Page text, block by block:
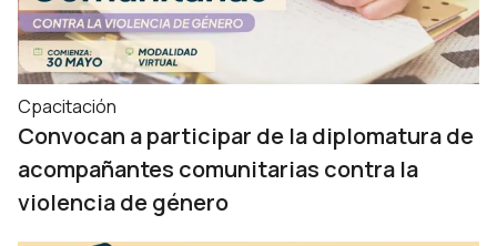
Cpacitación
Convocan a participar de la diplomatura de
acompañantes comunitarias contra la
violencia de género